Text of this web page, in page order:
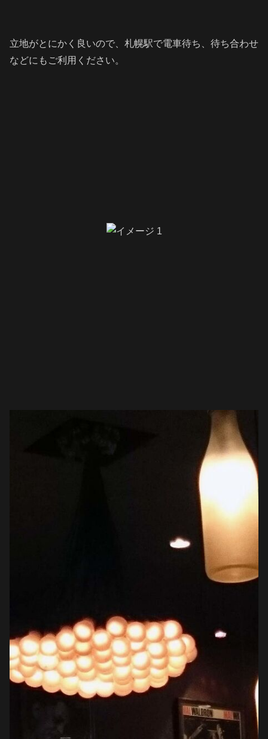
立地がとにかく良いので、札幌駅で電車待ち、待ち合わせ
などにもご利用ください。